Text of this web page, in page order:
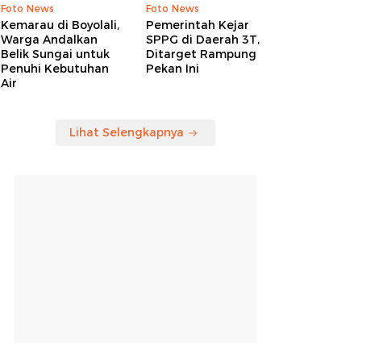
Foto News
Kemarau di Boyolali,
Warga Andalkan
Belik Sungai untuk
Penuhi Kebutuhan
Air
Foto News
Pemerintah Kejar
SPPG di Daerah 3T,
Ditarget Rampung
Pekan Ini
Lihat Selengkapnya